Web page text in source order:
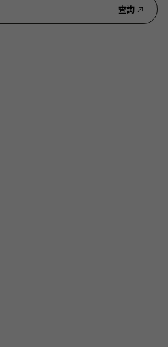
查詢